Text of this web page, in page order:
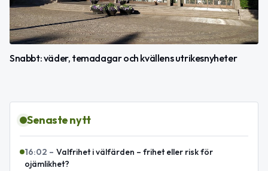
Snabbt: väder, temadagar och kvällens utrikesnyheter
Senaste nytt
16:02 – Valfrihet i välfärden – frihet eller risk för
ojämlikhet?